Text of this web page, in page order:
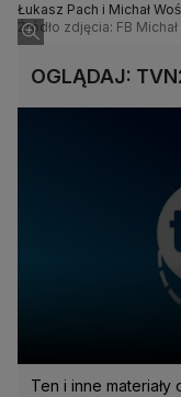
Łukasz Pach i Michał
wyborami w 2024 roku
Źródło zdjęcia: FB Michał
OGLĄDAJ:
Ten i inne